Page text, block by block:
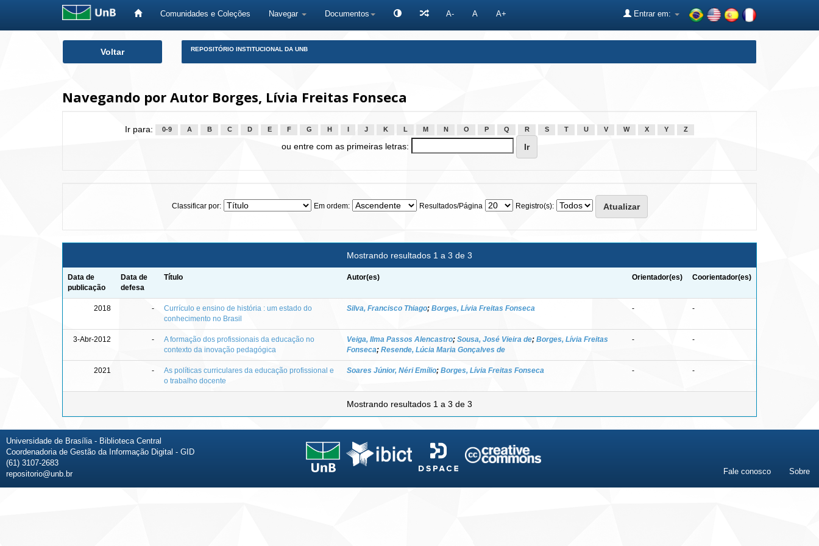
Comunidades e Coleções Navegar Documentos A- A A+ Entrar em:
Voltar REPOSITÓRIO INSTITUCIONAL DA UNB
Navegando por Autor Borges, Lívia Freitas Fonseca
Ir para: 0-9 A B C D E F G H J K L M N O P Q R S T U V W X Y Z
ou entre com as primeiras letras:
Classificar por: Em ordem: Resultados/Página Registro(s):
Mostrando resultados 1 a 3 de 3
Data de
publicação
Data de
defesa
Título Autor(es) Orientador(es) Coorientador(es)
2018 -
Currículo e ensino de história : um estado do
conhecimento no Brasil
Silva, Francisco Thiago; Borges, Lívia Freitas Fonseca - -
3-Abr-2012 -
A formação dos profissionais da educação no
contexto da inovação pedagógica
Veiga, Ilma Passos Alencastro; Sousa, José Vieira de; Borges, Lívia Freitas
Fonseca; Resende, Lúcia Maria Gonçalves de
- -
2021 -
As políticas curriculares da educação profissional e
o trabalho docente
Soares Júnior, Néri Emílio; Borges, Lívia Freitas Fonseca - -
Mostrando resultados 1 a 3 de 3
Universidade de Brasília - Biblioteca Central
Coordenadoria de Gestão da Informação Digital - GID
(61) 3107-2683
repositorio@unb.br
Fale conosco Sobre